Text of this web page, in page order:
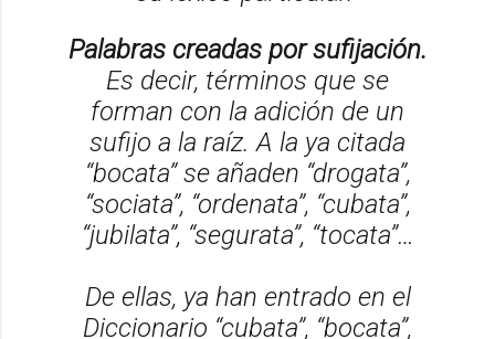
Palabras creadas por sufijación.
Es decir, términos que se
forman con la adición de un
sufijo a la raíz. A la ya citada
“bocata” se añaden “drogata”,
“sociata”, “ordenata”, “cubata”,
“jubilata”, “segurata”, “tocata”…
De ellas, ya han entrado en el
Diccionario “cubata”, “bocata”,